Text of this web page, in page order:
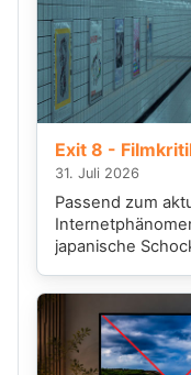
Exit 8 -
31. Juli 2026
Passend zum
japanische